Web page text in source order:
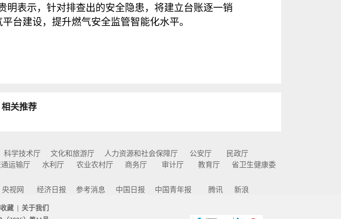
明表示，针对排查出的安全隐患，将建立台账逐一销
台建设，提升燃气安全监管智能化水平。
相关推荐
科学技术厅 文化和旅游厅 人力资源和社会保障厅 公安厅
民政厅
通运输厅 水利厅 农业农村厅 商务厅 审计厅 教育厅
省卫生健康委
央视网 经济日报 参考消息 中国日报 中国青年报 腾讯 新浪
藏 | 关于我们